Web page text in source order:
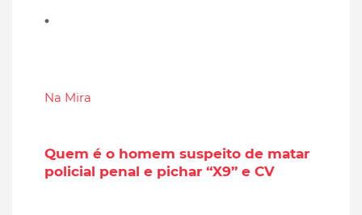
Na Mira
Quem é o homem suspeito de matar
policial penal e pichar “X9” e CV